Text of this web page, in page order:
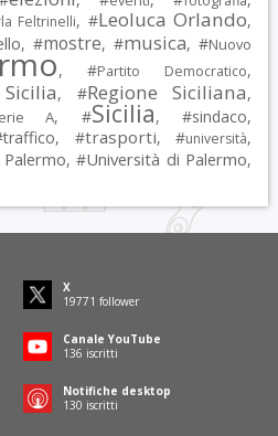
la Feltrinelli, #Leoluca Orlando,
, #mostre, #musica, #Nuovo
, #Partito Democratico,
, #Regione Siciliana,
A, #Sicilia, #sindaco,
traffico, #trasporti, #università,
, #Università di Palermo,
X
19771 follower
Canale YouTube
136 iscritti
Notifiche desktop
130 iscritti